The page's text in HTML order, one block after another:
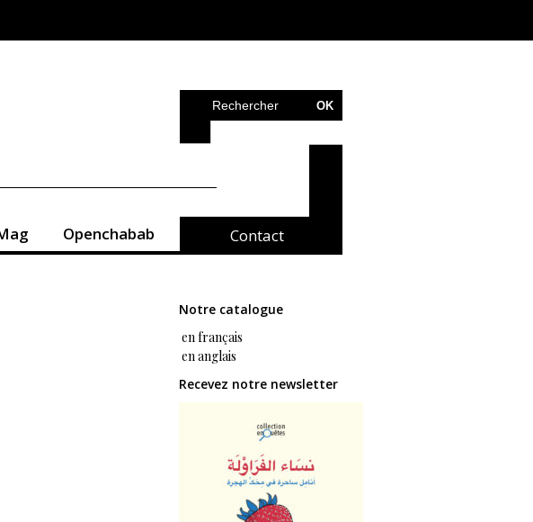
Openchabab Contact
Notre catalogue
en français
en anglais
Recevez notre newsletter